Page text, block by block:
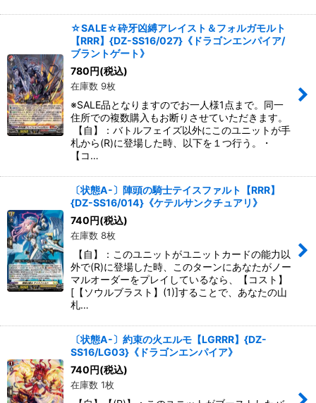
☆SALE☆砕牙凶縛アレイスト＆フォルガモルト
【RRR】{DZ-SS16/027}《ドラゴンエンパイア/
ブラントゲート》
780円(税込)
在庫数 9枚
※SALE品となりますのでお一人様1点まで。同一
住所での複数購入もお断りさせていただきます。
【自】：バトルフェイズ以外にこのユニットが手
札から(R)に登場した時、以下を１つ行う。・
【コ…
〔状態A-〕陣頭の騎士テイスファルト【RRR】
{DZ-SS16/014}《ケテルサンクチュアリ》
740円(税込)
在庫数 8枚
【自】：このユニットがユニットカードの能力以
外で(R)に登場した時、このターンにあなたがノー
マルオーダーをプレイしているなら、【コスト】
[【ソウルブラスト】(1)]することで、あなたの山
札…
〔状態A-〕約束の火エルモ【LGRRR】{DZ-
SS16/LG03}《ドラゴンエンパイア》
740円(税込)
在庫数 1枚